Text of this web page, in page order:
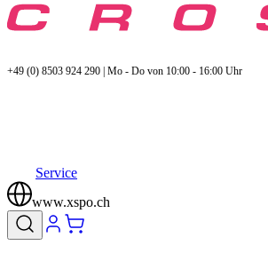
+49 (0) 8503 924 290 | Mo - Do von 10:00 - 16:00 Uhr
Service
www.xspo.ch